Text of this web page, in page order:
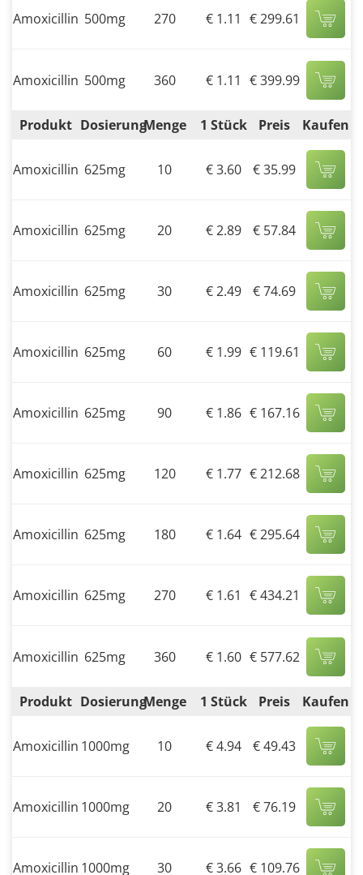
Amoxicillin 500mg 270 € 1.11 € 299.61
Amoxicillin 500mg 360 € 1.11 € 399.99
Produkt DosierungMenge 1 Stück Preis Kaufen
Amoxicillin 625mg 10 € 3.60 € 35.99
Amoxicillin 625mg 20 € 2.89 € 57.84
Amoxicillin 625mg 30 € 2.49 € 74.69
Amoxicillin 625mg 60 € 1.99 € 119.61
Amoxicillin 625mg 90 € 1.86 € 167.16
Amoxicillin 625mg 120 € 1.77 € 212.68
Amoxicillin 625mg 180 € 1.64 € 295.64
Amoxicillin 625mg 270 € 1.61 € 434.21
Amoxicillin 625mg 360 € 1.60 € 577.62
Produkt DosierungMenge 1 Stück Preis Kaufen
Amoxicillin 1000mg 10 € 4.94 € 49.43
Amoxicillin 1000mg 20 € 3.81 € 76.19
Amoxicillin 1000mg 30 € 3.66 € 109.76